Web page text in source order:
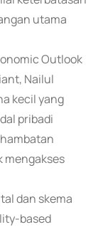
utama
Outlook
Nailul
kecil yang
pribadi
mengakses
dan skema
based